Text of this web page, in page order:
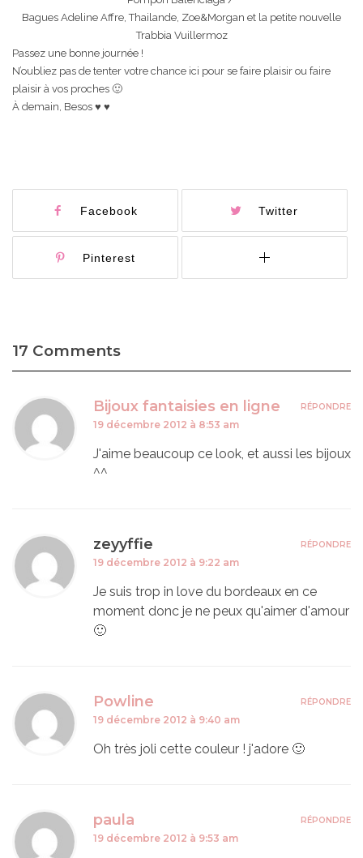
Bagues Adeline Affre, Thailande, Zoe&Morgan et la petite nouvelle
Trabbia Vuillermoz
Passez une bonne journée !
N’oubliez pas de tenter votre chance ici pour se faire plaisir ou faire
plaisir à vos proches 🙂
À demain, Besos ♥ ♥
Facebook Twitter
Pinterest
17 Comments
Bijoux fantaisies en ligne
19 décembre 2012 à 8:53 am
J'aime beaucoup ce look, et aussi les bijoux
^^
RÉPONDRE
zeyyffie
19 décembre 2012 à 9:22 am
Je suis trop in love du bordeaux en ce
moment donc je ne peux qu'aimer d'amour
🙂
RÉPONDRE
Powline
19 décembre 2012 à 9:40 am
Oh très joli cette couleur ! j'adore 🙂
RÉPONDRE
paula
19 décembre 2012 à 9:53 am
RÉPONDRE